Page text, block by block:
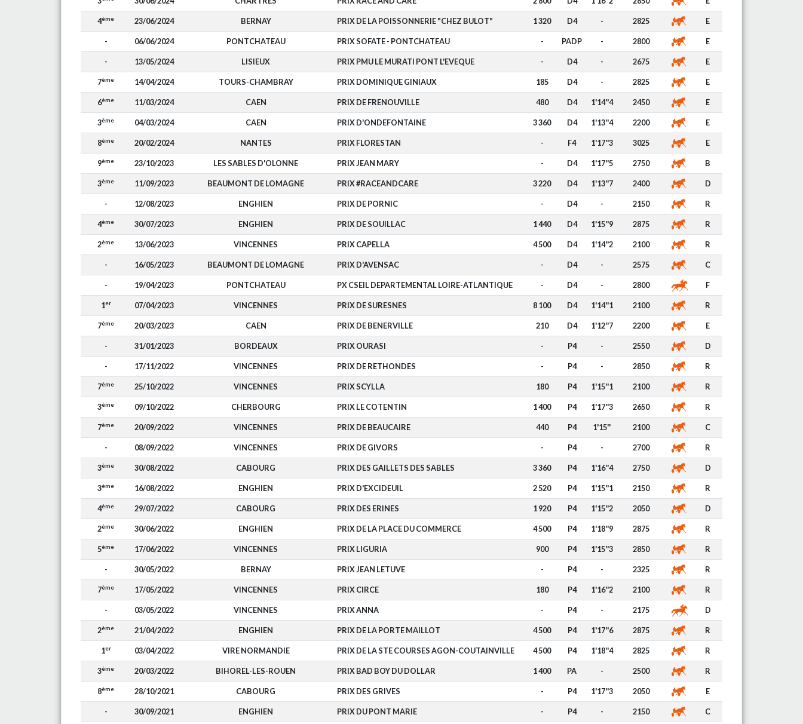
4ème 23/06/2024 BERNAY PRIX DE LA POISSONNERIE "CHEZ BULOT" 1 320 D4 - 2825 E
- 06/06/2024 PONTCHATEAU PRIX SOFATE - PONTCHATEAU - PADP - 2800 E
- 13/05/2024 LISIEUX PRIX PMU LE MURATI PONT L'EVEQUE - D4 - 2675 E
7ème 14/04/2024 TOURS-CHAMBRAY PRIX DOMINIQUE GINIAUX 185 D4 - 2825 E
6ème 11/03/2024 CAEN PRIX DE FRENOUVILLE 480 D4 1'14''4 2450 E
3ème 04/03/2024 CAEN PRIX D'ONDEFONTAINE 3 360 D4 1'13''4 2200 E
8ème 20/02/2024 NANTES PRIX FLORESTAN - F4 1'17''3 3025 E
9ème 23/10/2023 LES SABLES D'OLONNE PRIX JEAN MARY - D4 1'17''5 2750 B
3ème 11/09/2023 BEAUMONT DE LOMAGNE PRIX #RACEANDCARE 3 220 D4 1'13''7 2400 D
- 12/08/2023 ENGHIEN PRIX DE PORNIC - D4 - 2150 R
4ème 30/07/2023 ENGHIEN PRIX DE SOUILLAC 1 440 D4 1'15''9 2875 R
2ème 13/06/2023 VINCENNES PRIX CAPELLA 4 500 D4 1'14''2 2100 R
- 16/05/2023 BEAUMONT DE LOMAGNE PRIX D'AVENSAC - D4 - 2575 C
- 19/04/2023 PONTCHATEAU PX CSEIL DEPARTEMENTAL LOIRE-ATLANTIQUE - D4 - 2800 F
1er 07/04/2023 VINCENNES PRIX DE SURESNES 8 100 D4 1'14''1 2100 R
7ème 20/03/2023 CAEN PRIX DE BENERVILLE 210 D4 1'12''7 2200 E
- 31/01/2023 BORDEAUX PRIX OURASI - P4 - 2550 D
- 17/11/2022 VINCENNES PRIX DE RETHONDES - P4 - 2850 R
7ème 25/10/2022 VINCENNES PRIX SCYLLA 180 P4 1'15''1 2100 R
3ème 09/10/2022 CHERBOURG PRIX LE COTENTIN 1 400 P4 1'17''3 2650 R
7ème 20/09/2022 VINCENNES PRIX DE BEAUCAIRE 440 P4 1'15'' 2100 C
- 08/09/2022 VINCENNES PRIX DE GIVORS - P4 - 2700 R
3ème 30/08/2022 CABOURG PRIX DES GAILLETS DES SABLES 3 360 P4 1'16''4 2750 D
3ème 16/08/2022 ENGHIEN PRIX D'EXCIDEUIL 2 520 P4 1'15''1 2150 R
4ème 29/07/2022 CABOURG PRIX DES ERINES 1 920 P4 1'15''2 2050 D
2ème 30/06/2022 ENGHIEN PRIX DE LA PLACE DU COMMERCE 4 500 P4 1'18''9 2875 R
5ème 17/06/2022 VINCENNES PRIX LIGURIA 900 P4 1'15''3 2850 R
- 30/05/2022 BERNAY PRIX JEAN LETUVE - P4 - 2325 R
7ème 17/05/2022 VINCENNES PRIX CIRCE 180 P4 1'16''2 2100 R
- 03/05/2022 VINCENNES PRIX ANNA - P4 - 2175 D
2ème 21/04/2022 ENGHIEN PRIX DE LA PORTE MAILLOT 4 500 P4 1'17''6 2875 R
1er 03/04/2022 VIRE NORMANDIE PRIX DE LA STE COURSES AGON-COUTAINVILLE 4 500 P4 1'18''4 2825 R
3ème 20/03/2022 BIHOREL-LES-ROUEN PRIX BAD BOY DU DOLLAR 1 400 PA - 2500 R
8ème 28/10/2021 CABOURG PRIX DES GRIVES - P4 1'17''3 2050 E
- 30/09/2021 ENGHIEN PRIX DU PONT MARIE - P4 - 2150 C